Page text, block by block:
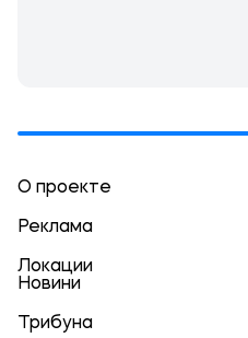
О проекте
Реклама
Локации
Новини
Трибуна